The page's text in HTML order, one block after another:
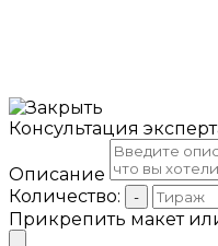
Консультация
Описание
Количество:
-
Прикрепить макет